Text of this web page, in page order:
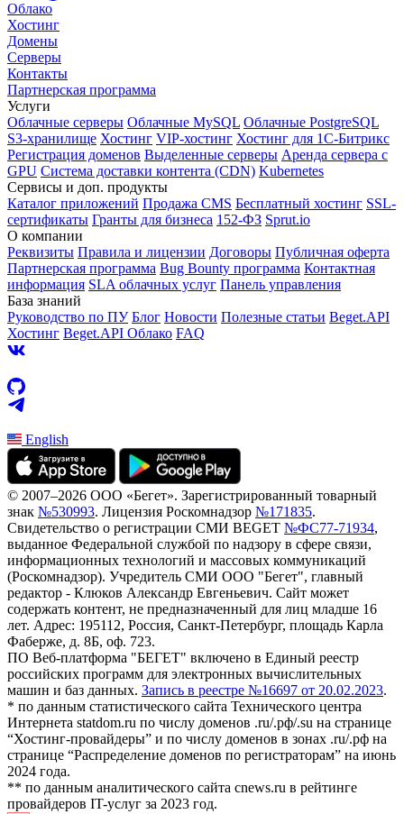
Облако
Хостинг
Домены
Серверы
Контакты
Партнерская программа
Услуги
Облачные серверы Облачные MySQL Облачные PostgreSQL
S3-хранилище Хостинг VIP-хостинг Хостинг для 1C-Битрикс
Регистрация доменов Выделенные серверы Аренда сервера с
GPU Система доставки контента (CDN) Kubernetes
Cервисы и доп. продукты
Каталог приложений Продажа CMS Бесплатный хостинг SSL-
сертификаты Гранты для бизнеса 152-ФЗ Sprut.io
О компании
Реквизиты Правила и лицензии Договоры Публичная оферта
Партнерская программа Bug Bounty программа Контактная
информация SLA облачных услуг Панель управления
База знаний
Руководство по ПУ Блог Новости Полезные статьи Beget.API
Хостинг Beget.API Облако FAQ
English
© 2007–2026 ООО «Бегет». Зарегистрированный товарный
знак №530993. Лицензия Роскомнадзор №171835.
Свидетельство о регистрации СМИ BEGET №ФС77-71934,
выданное Федеральной службой по надзору в сфере связи,
информационных технологий и массовых коммуникаций
(Роскомнадзор). Учредитель СМИ ООО "Бегет", главный
редактор - Клюков Александр Евгеньевич. Сайт может
содержать контент, не предназначенный для лиц младше 16
лет. Адрес: 195112, Россия, Санкт-Петербург, площадь Карла
Фаберже, д. 8Б, оф. 723.
ПО Веб-платформа "БЕГЕТ" включено в Единый реестр
российских программ для электронных вычислительных
машин и баз данных. Запись в реестре №16697 от 20.02.2023.
* по данным статистического сайта Технического центра
Интернета statdom.ru по числу доменов .ru/.рф/.su на странице
“Хостинг-провайдеры” и по числу доменов в зонах .ru/.рф на
странице “Распределение доменов по регистраторам” на июнь
2024 года.
** по данным аналитического сайта cnews.ru в рейтинге
провайдеров IT-услуг за 2023 год.